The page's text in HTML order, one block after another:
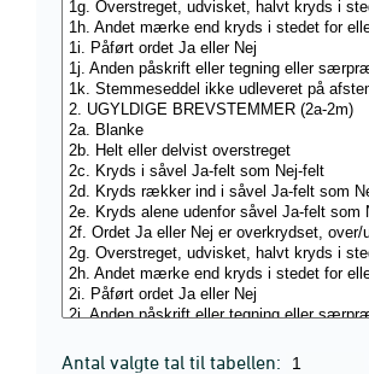
Antal valgte tal til tabellen: